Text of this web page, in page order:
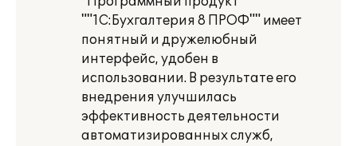
""1С:Бухгалтерия 8 ПРОФ"" имеет
понятный и дружелюбный
интерфейс, удобен в
использовании. В результате его
внедрения улучшилась
эффективность деятельности
автоматизированных служб,